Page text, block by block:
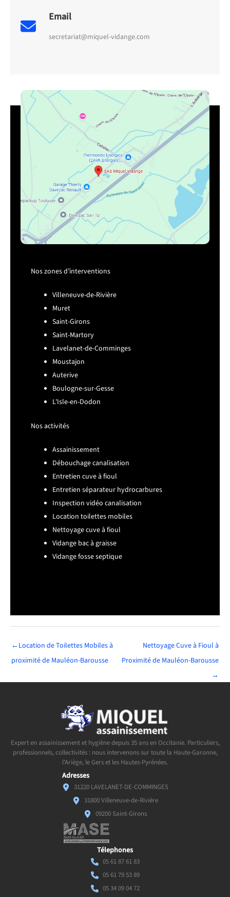
Email
secretariat@miquel-vidange.com
Nos zones d’interventions
Villeneuve-de-Rivière
Muret
Saint-Girons
Saint-Martory
Lavelanet-de-Comminges
Moustajon
Auterive
Boulogne-sur-Gesse
L'Isle-en-Dodon
Nos activités
Assainissement
Débouchage canalisation
Entretien cuve à fioul
Entretien séparateur hydrocarbures
Inspection vidéo canalisation
Location toilettes mobiles
Nettoyage cuve à fioul
Vidange bac à graisse
Vidange fosse septique
←Location de Toilettes Mobiles à
proximité de Mauléon-Barousse
Nettoyage Cuve à Fioul à
Proximité de Mauléon-Barousse
→
Expert en assainissement et hygiène depuis 35 ans en Occitanie. Particuliers,
professionnels, collectivités : nous intervenons sur toute la Haute-Garonne,
l'Ariège, le Gers et les Hautes-Pyrénées.
Adresses
31220 LAVELANET-DE-COMMINGES
31800 Villeneuve-de-Rivière
09200 Saint-Girons
Télephones
05 61 87 61 83
05 61 79 53 89
05 34 09 04 72